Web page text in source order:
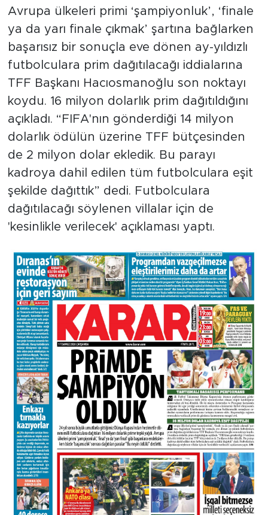
Avrupa ülkeleri primi ‘şampiyonluk’, ‘finale
ya da yarı finale çıkmak’ şartına bağlarken
başarısız bir sonuçla eve dönen ay-yıldızlı
futbolculara prim dağıtılacağı iddialarına
TFF Başkanı Hacıosmanoğlu son noktayı
koydu. 16 milyon dolarlık prim dağıtıldığını
açıkladı. “FIFA'nın gönderdiği 14 milyon
dolarlık ödülün üzerine TFF bütçesinden
de 2 milyon dolar ekledik. Bu parayı
kadroya dahil edilen tüm futbolculara eşit
şekilde dağıttık” dedi. Futbolculara
dağıtılacağı söylenen villalar için de
'kesinlikle verilecek' açıklaması yaptı.
SOSYAL MEDYA